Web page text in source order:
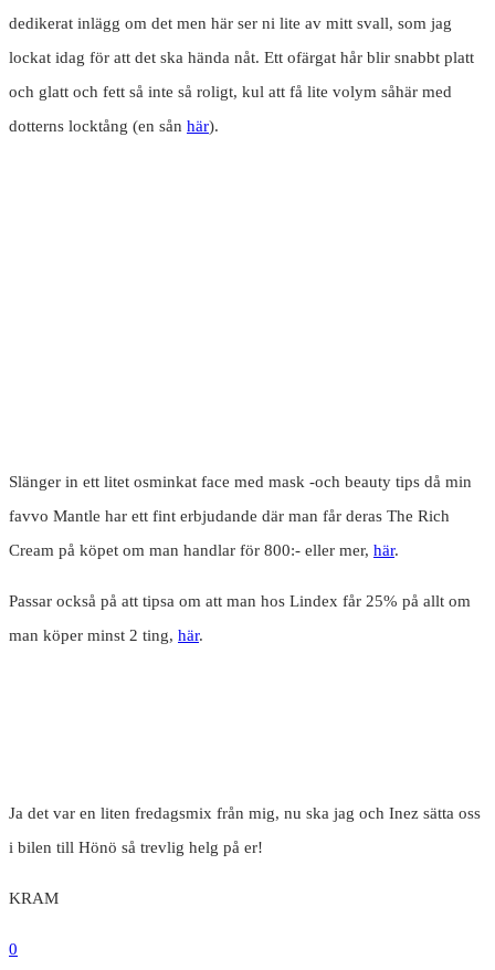
dedikerat inlägg om det men här ser ni lite av mitt svall, som jag
lockat idag för att det ska hända nåt. Ett ofärgat hår blir snabbt platt
och glatt och fett så inte så roligt, kul att få lite volym såhär med
dotterns locktång (en sån här).
Slänger in ett litet osminkat face med mask -och beauty tips då min
favvo Mantle har ett fint erbjudande där man får deras The Rich
Cream på köpet om man handlar för 800:- eller mer, här.
Passar också på att tipsa om att man hos Lindex får 25% på allt om
man köper minst 2 ting, här.
Ja det var en liten fredagsmix från mig, nu ska jag och Inez sätta oss
i bilen till Hönö så trevlig helg på er!
KRAM
0